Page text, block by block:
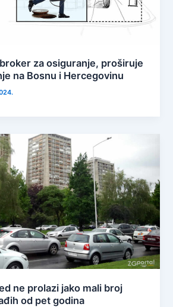
za osiguranje, proširuje
na Bosnu i Hercegovinu
ne prolazi jako mali broj
od pet godina